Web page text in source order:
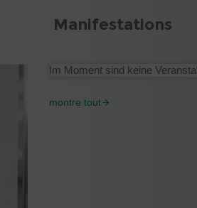
Manifestations
Im Moment sind keine
montre tout